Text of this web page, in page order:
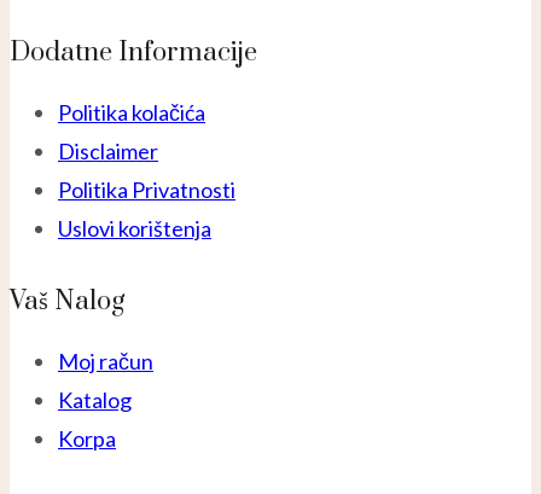
Dodatne Informacije
Politika kolačića
Disclaimer
Politika Privatnosti
Uslovi korištenja
Vaš Nalog
Moj račun
Katalog
Korpa